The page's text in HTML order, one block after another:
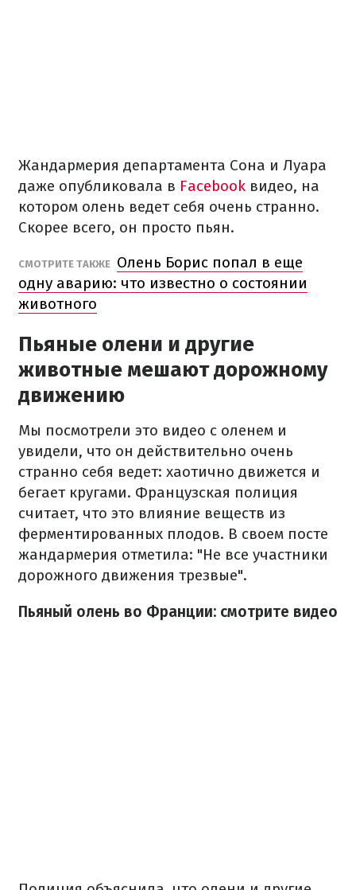
Жандармерия департамента Сона и Луара
даже опубликовала в Facebook видео, на
котором олень ведет себя очень странно.
Скорее всего, он просто пьян.
СМОТРИТЕ ТАКЖЕ Олень Борис попал в еще
одну аварию: что известно о состоянии
животного
Пьяные олени и другие
животные мешают дорожному
движению
Мы посмотрели это видео с оленем и
увидели, что он действительно очень
странно себя ведет: хаотично движется и
бегает кругами. Французская полиция
считает, что это влияние веществ из
ферментированных плодов. В своем посте
жандармерия отметила: "Не все участники
дорожного движения трезвые".
Пьяный олень во Франции: смотрите видео